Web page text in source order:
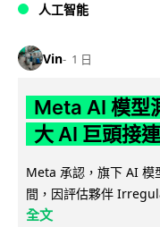
人工智能
Vin 1 日
Meta AI 模型
大 AI 巨頭接
Meta 承認，旗下 AI
間，因評估夥伴
全文